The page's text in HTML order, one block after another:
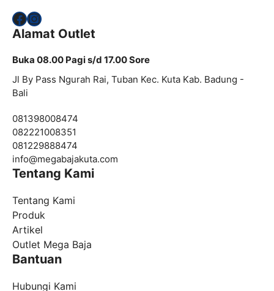
Facebook
Instagram
Alamat Outlet
Buka 08.00 Pagi s/d 17.00 Sore
Jl By Pass Ngurah Rai, Tuban Kec. Kuta Kab. Badung -
Bali
081398008474
082221008351
081229888474
info@megabajakuta.com
Tentang Kami
Tentang Kami
Produk
Artikel
Outlet Mega Baja
Bantuan
Hubungi Kami